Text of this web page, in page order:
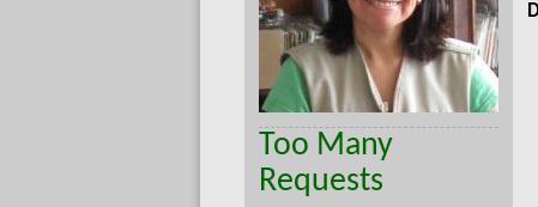
Too Many
Requests